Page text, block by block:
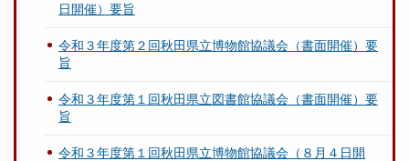
日開催）要旨
令和３年度第２回秋田県立博物館協議会（書面開催）要
旨
令和３年度第１回秋田県立図書館協議会（書面開催）要
旨
令和３年度第１回秋田県立博物館協議会（８月４日開